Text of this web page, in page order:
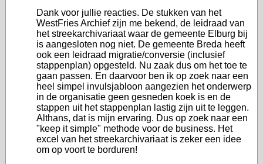
Dank voor jullie reacties. De stukken van het
WestFries Archief zijn me bekend, de leidraad van
het streekarchivariaat waar de gemeente Elburg bij
is aangesloten nog niet. De gemeente Breda heeft
ook een leidraad migratie/conversie (inclusief
stappenplan) opgesteld. Nu zaak dus om het toe te
gaan passen. En daarvoor ben ik op zoek naar een
heel simpel invulsjabloon aangezien het onderwerp
in de organisatie geen gesneden koek is en de
stappen uit het stappenplan lastig zijn uit te leggen.
Althans, dat is mijn ervaring. Dus op zoek naar een
"keep it simple" methode voor de business. Het
excel van het streekarchivariaat is zeker een idee
om op voort te borduren!